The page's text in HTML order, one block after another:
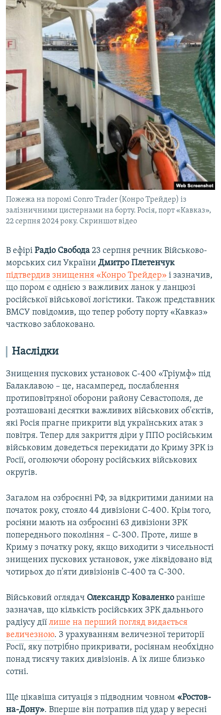
Пожежа на поромі Conro Trader (Конро Трейдер) із
залізничними цистернами на борту. Росія, порт «Кавказ»,
22 серпня 2024 року. Скриншот відео
В ефірі Радіо Свобода 23 серпня речник Військово-
морських сил України Дмитро Плетенчук
підтвердив знищення «Конро Трейдер» і зазначив,
що пором є однією з важливих ланок у ланцюзі
російської військової логістики. Також представник
ВМСУ повідомив, що тепер роботу порту «Кавказ»
частково заблоковано.
Наслідки
Знищення пускових установок С-400 «Тріумф» під
Балаклавою – це, насамперед, послаблення
протиповітряної оборони району Севастополя, де
розташовані десятки важливих військових об'єктів,
які Росія прагне прикрити від українських атак з
повітря. Тепер для закриття діри у ППО російським
військовим доведеться перекидати до Криму ЗРК із
Росії, оголюючи оборону російських військових
округів.
Загалом на озброєнні РФ, за відкритими даними на
початок року, стояло 44 дивізіони С-400. Крім того,
росіяни мають на озброєнні 63 дивізіони ЗРК
попереднього покоління – С-300. Проте, лише в
Криму з початку року, якщо виходити з чисельності
знищених пускових установок, уже ліквідовано від
чотирьох до п'яти дивізіонів С-400 та С-300.
Військовий оглядач Олександр Коваленко раніше
зазначав, що кількість російських ЗРК дальнього
радіусу дії лише на перший погляд видається
величезною. З урахуванням величезної території
Росії, яку потрібно прикривати, росіянам необхідно
понад тисячу таких дивізіонів. А їх лише близько
сотні.
Ще цікавіша ситуація з підводним човном «Ростов-
на-Дону». Вперше він потрапив під удар у вересні